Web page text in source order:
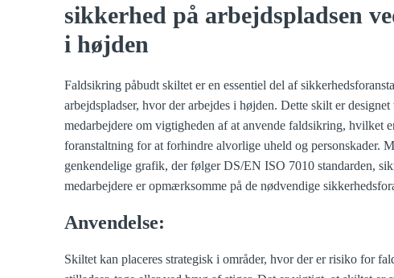
sikkerhed på arbejdspladsen
i højden
Faldsikring påbudt skiltet er en essentiel del af
arbejdspladser, hvor der arbejdes i højden. Dette skilt er
medarbejdere om vigtigheden af at anvende faldsikring, hvilket
foranstaltning for at forhindre alvorlige uheld og personskader.
genkendelige grafik, der følger DS/EN ISO 7010 standarden,
medarbejdere er opmærksomme på de nødvendige
Anvendelse:
Skiltet kan placeres strategisk i områder, hvor der er risiko for